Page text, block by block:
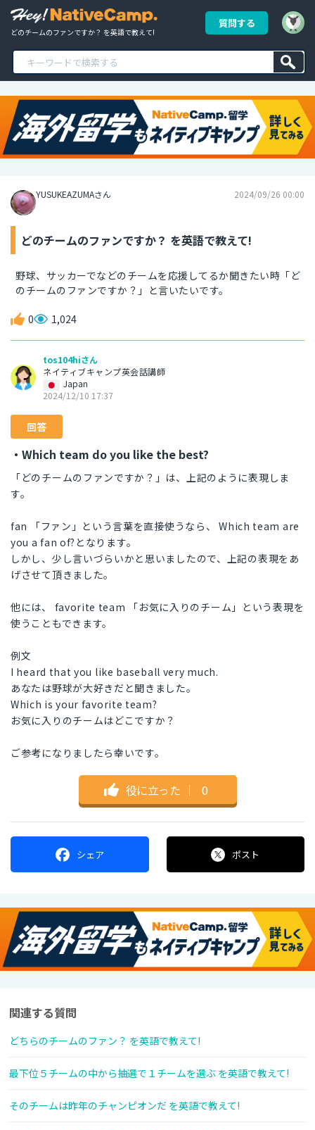
どのチームのファンですか？ を英語で教えて!
質問する
YUSUKEAZUMAさん 2024/09/26 00:00
どのチームのファンですか？ を英語で教えて!
野球、サッカーでなどのチームを応援してるか聞きたい時「ど
のチームのファンですか？」と言いたいです。
0 1,024
tos104hiさん
ネイティブキャンプ英会話講師
Japan
2024/12/10 17:37
回答
・Which team do you like the best?
「どのチームのファンですか？」は、上記のように表現しま
す。
fan 「ファン」という言葉を直接使うなら、 Which team are
you a fan of?となります。
しかし、少し言いづらいかと思いましたので、上記の表現をあ
げさせて頂きました。
他には、 favorite team 「お気に入りのチーム」という表現を
使うこともできます。
例文
I heard that you like baseball very much.
あなたは野球が大好きだと聞きました。
Which is your favorite team?
お気に入りのチームはどこですか？
ご参考になりましたら幸いです。
役に立った ｜ 0
シェア ポスト
関連する質問
どちらのチームのファン？ を英語で教えて!
最下位５チームの中から抽選で１チームを選ぶ を英語で教えて!
そのチームは昨年のチャンピオンだ を英語で教えて!